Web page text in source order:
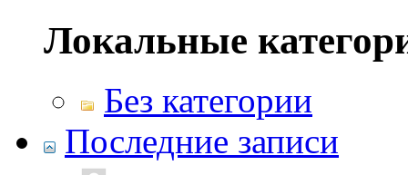
Локальные
Без категории
Последние записи